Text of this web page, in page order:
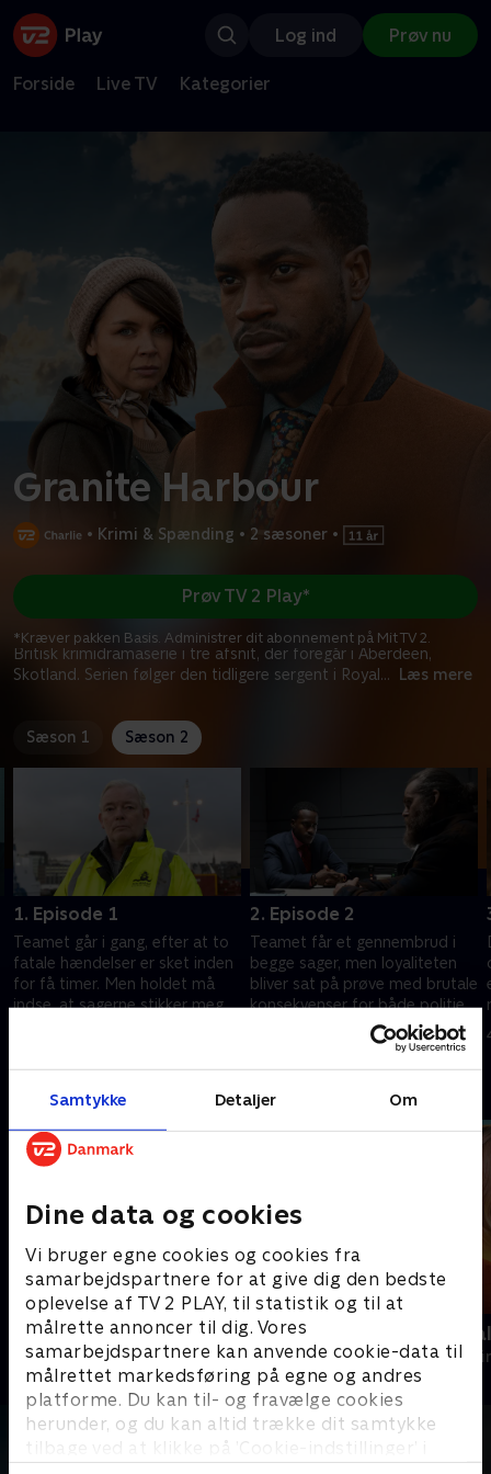
Samtykke Detaljer Om
Dine data og cookies
Vi bruger egne cookies og cookies fra
samarbejdspartnere for at give dig den bedste
oplevelse af TV 2 PLAY, til statistik og til at
målrette annoncer til dig. Vores
samarbejdspartnere kan anvende cookie-data til
målrettet markedsføring på egne og andres
platforme. Du kan til- og fravælge cookies
herunder, og du kan altid trække dit samtykke
tilbage ved at klikke på ’Cookie-indstillinger’ i
Log ind Prøv nu
Forside Live TV Kategorier
Granite Harbour
• Krimi & Spænding • 2 sæsoner •
Britisk krimidramaserie i tre afsnit, der foregår i Aberdeen,
Skotland. Serien følger den tidligere sergent i Royal ... Læs mere
Prøv TV 2 Play*
*Kræver pakken Basis. Administrer dit abonnement på Mit TV 2.
Sæson 1 Sæson 2
1. Episode 1
Teamet går i gang, efter at to
fatale hændelser er sket inden
for få timer. Men holdet må
indse, at sagerne stikker meget
2. Episode 2
Teamet får et gennembrud i
begge sager, men loyaliteten
bliver sat på prøve med brutale
konsekvenser for både politiet
3. juni 2024 • 58 min
Andre så også
Mystiske mord
Krimi & Spænding • 3 sæsoner
Mord på
Krimi &